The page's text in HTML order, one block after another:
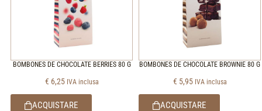
BOMBONES DE CHOCOLATE BERRIES 80 G
€ 6,25 IVA inclusa
ACQUISTARE
BOMBONES DE CHOCOLATE BROWNIE 80 G
€ 5,95 IVA inclusa
ACQUISTARE